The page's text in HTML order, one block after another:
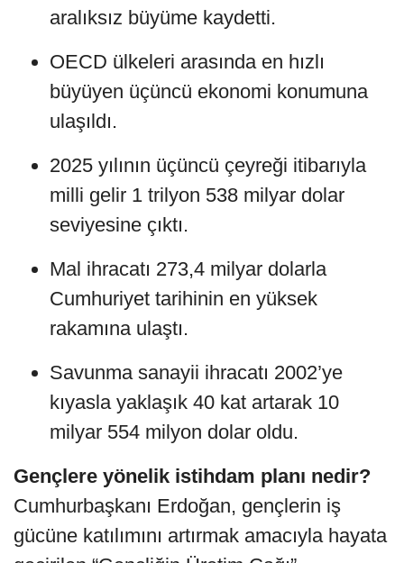
aralıksız büyüme kaydetti.
OECD ülkeleri arasında en hızlı
büyüyen üçüncü ekonomi konumuna
ulaşıldı.
2025 yılının üçüncü çeyreği itibarıyla
milli gelir 1 trilyon 538 milyar dolar
seviyesine çıktı.
Mal ihracatı 273,4 milyar dolarla
Cumhuriyet tarihinin en yüksek
rakamına ulaştı.
Savunma sanayii ihracatı 2002’ye
kıyasla yaklaşık 40 kat artarak 10
milyar 554 milyon dolar oldu.
Gençlere yönelik istihdam planı nedir?
Cumhurbaşkanı Erdoğan, gençlerin iş
gücüne katılımını artırmak amacıyla hayata